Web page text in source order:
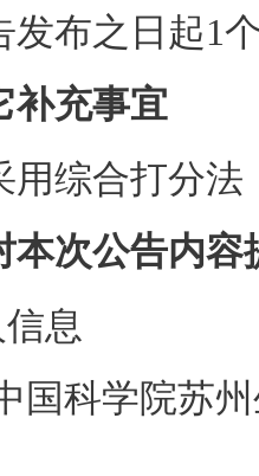
发布之日起1
补充事宜
用综合打分法
本次公告内
息
国科学院苏